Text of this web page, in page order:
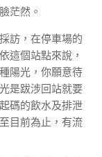
茫然。
訪，在停車場的
這個站點來說，
陽光，你願意待
是跋涉回站就要
碼的飲水及排泄
目前為止，有流